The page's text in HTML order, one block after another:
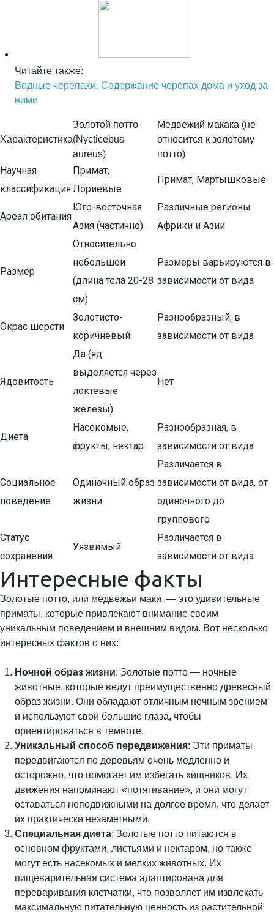
Читайте также:
Водные черепахи. Содержание черепах дома и уход за
ними
Характеристика
Золотой потто
(Nycticebus
aureus)
Медвежий макака (не
относится к золотому
потто)
Научная
классификация
Примат,
Лориевые
Примат, Мартышковые
Ареал обитания
Юго-восточная
Азия (частично)
Различные регионы
Африки и Азии
Размер
Относительно
небольшой
(длина тела 20-28
см)
Размеры варьируются в
зависимости от вида
Окрас шерсти
Золотисто-
коричневый
Разнообразный, в
зависимости от вида
Ядовитость
Да (яд
выделяется через
локтевые
железы)
Нет
Диета
Насекомые,
фрукты, нектар
Разнообразная, в
зависимости от вида
Социальное
поведение
Одиночный образ
жизни
Различается в
зависимости от вида, от
одиночного до
группового
Статус
сохранения
Уязвимый
Различается в
зависимости от вида
Интересные факты
Золотые потто, или медвежьи маки, — это удивительные
приматы, которые привлекают внимание своим
уникальным поведением и внешним видом. Вот несколько
интересных фактов о них:
Ночной образ жизни: Золотые потто — ночные
животные, которые ведут преимущественно древесный
образ жизни. Они обладают отличным ночным зрением
и используют свои большие глаза, чтобы
ориентироваться в темноте.
Уникальный способ передвижения: Эти приматы
передвигаются по деревьям очень медленно и
осторожно, что помогает им избегать хищников. Их
движения напоминают «потягивание», и они могут
оставаться неподвижными на долгое время, что делает
их практически незаметными.
Специальная диета: Золотые потто питаются в
основном фруктами, листьями и нектаром, но также
могут есть насекомых и мелких животных. Их
пищеварительная система адаптирована для
переваривания клетчатки, что позволяет им извлекать
максимальную питательную ценность из растительной